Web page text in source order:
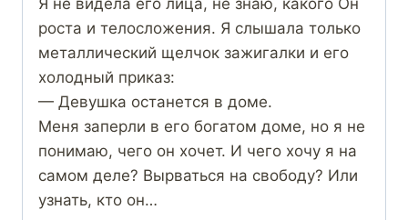
Я не видела его лица, не знаю, какого Он
роста и телосложения. Я слышала только
металлический щелчок зажигалки и его
холодный приказ:
— Девушка останется в доме.
Меня заперли в его богатом доме, но я не
понимаю, чего он хочет. И чего хочу я на
самом деле? Вырваться на свободу? Или
узнать, кто он…